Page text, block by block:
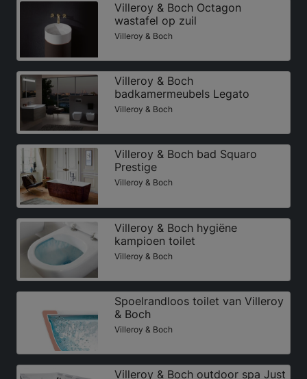
Villeroy & Boch Octagon
wastafel op zuil
Villeroy & Boch
Villeroy & Boch
badkamermeubels Legato
Villeroy & Boch
Villeroy & Boch bad Squaro
Prestige
Villeroy & Boch
Villeroy & Boch hygiëne
kampioen toilet
Villeroy & Boch
Spoelrandloos toilet van Villeroy
& Boch
Villeroy & Boch
Villeroy & Boch outdoor spa Just